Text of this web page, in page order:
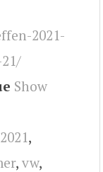
2021-
Show
2021,
, vw,